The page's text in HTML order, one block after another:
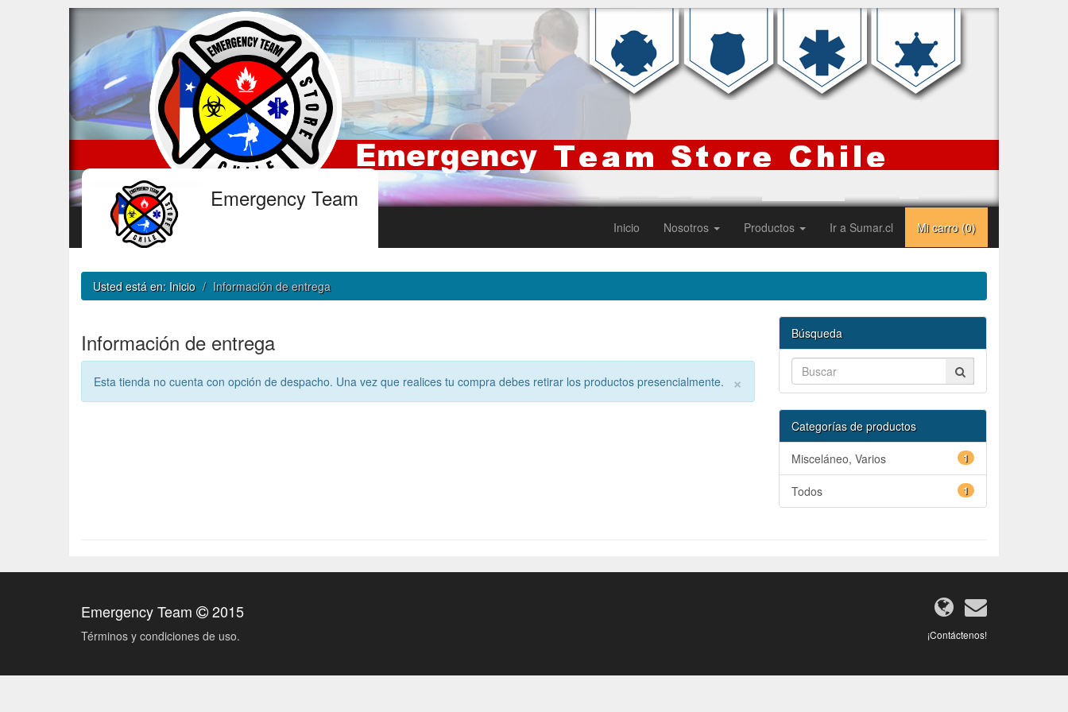
Emergency Team
Inicio Nosotros Productos Mi carro (0)
Ir a Sumar.cl
Usted está en: Inicio Información de entrega
Información de entrega
×
Esta tienda no cuenta con opción de despacho. Una vez que realices tu compra debes retirar los productos presencialmente.
Búsqueda
Categorías de productos
1
Misceláneo, Varios
1
Todos
Emergency Team 2015
Términos y condiciones de uso. ¡Contáctenos!